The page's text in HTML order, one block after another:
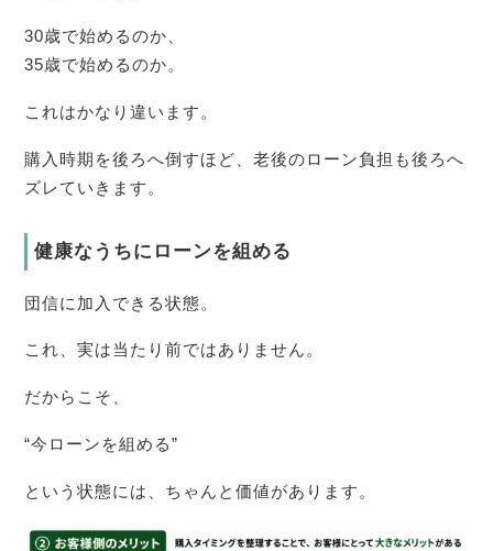
30歳で始めるのか、
35歳で始めるのか。
これはかなり違います。
購入時期を後ろへ倒すほど、老後のローン負担も後ろへ
ズレていきます。
健康なうちにローンを組める
団信に加入できる状態。
これ、実は当たり前ではありません。
だからこそ、
“今ローンを組める”
という状態には、ちゃんと価値があります。